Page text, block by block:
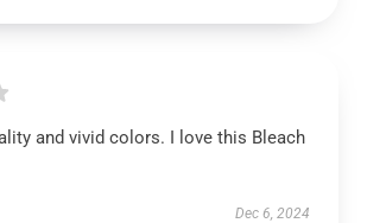
and vivid colors. I love this Bleach
Dec 6, 2024